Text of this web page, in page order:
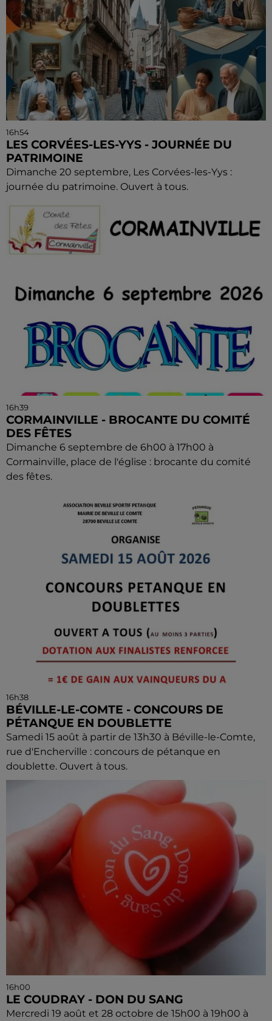
16h54
LES CORVÉES-LES-YYS - JOURNÉE DU
PATRIMOINE
Dimanche 20 septembre, Les Corvées-les-Yys :
journée du patrimoine. Ouvert à tous.
16h39
CORMAINVILLE - BROCANTE DU COMITÉ
DES FÊTES
Dimanche 6 septembre de 6h00 à 17h00 à
Cormainville, place de l'église : brocante du comité
des fêtes.
16h38
BÉVILLE-LE-COMTE - CONCOURS DE
PÉTANQUE EN DOUBLETTE
Samedi 15 août à partir de 13h30 à Béville-le-Comte,
rue d'Encherville : concours de pétanque en
doublette. Ouvert à tous.
16h00
LE COUDRAY - DON DU SANG
Mercredi 19 août et 28 octobre de 15h00 à 19h00 à